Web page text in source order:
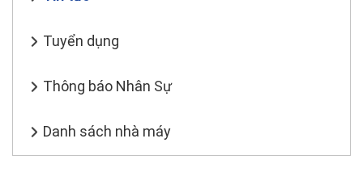
Tuyển dụng
Thông báo Nhân Sự
Danh sách nhà máy